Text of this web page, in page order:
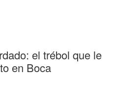
el trébol que le
en Boca